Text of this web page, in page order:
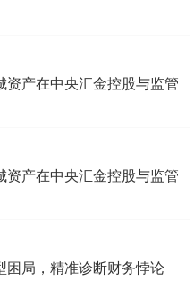
资产在中央汇金控股与监管
资产在中央汇金控股与监管
困局，精准诊断财务悖论